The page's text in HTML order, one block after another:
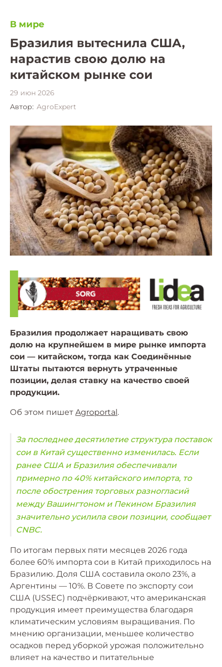
В мире
Бразилия вытеснила США,
нарастив свою долю на
китайском рынке сои
29 июн 2026
Автор: AgroExpert
Бразилия продолжает наращивать свою
долю на крупнейшем в мире рынке импорта
сои — китайском, тогда как Соединённые
Штаты пытаются вернуть утраченные
позиции, делая ставку на качество своей
продукции.
Об этом пишет Agroportal .
За последнее десятилетие структура поставок
сои в Китай существенно изменилась. Если
ранее США и Бразилия обеспечивали
примерно по 40% китайского импорта, то
после обострения торговых разногласий
между Вашингтоном и Пекином Бразилия
значительно усилила свои позиции, сообщает
CNBC.
По итогам первых пяти месяцев 2026 года
более 60% импорта сои в Китай приходилось на
Бразилию. Доля США составила около 23%, а
Аргентины — 10%. В Совете по экспорту сои
США (USSEC) подчёркивают, что американская
продукция имеет преимущества благодаря
климатическим условиям выращивания. По
мнению организации, меньшее количество
осадков перед уборкой урожая положительно
влияет на качество и питательные